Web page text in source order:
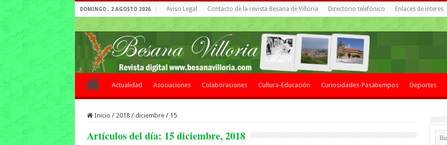
DOMINGO , 2 AGOSTO 2026 Aviso Legal Contacto de la revista Besana de Villoria Directorio telefónico Enlaces de interes
Actualidad Asociaciones Colaboraciones Cultura-Educación Curiosidades-Pasatiempos Deportes
Inicio / 2018 / diciembre / 15
Artículos del día: 15 diciembre, 2018